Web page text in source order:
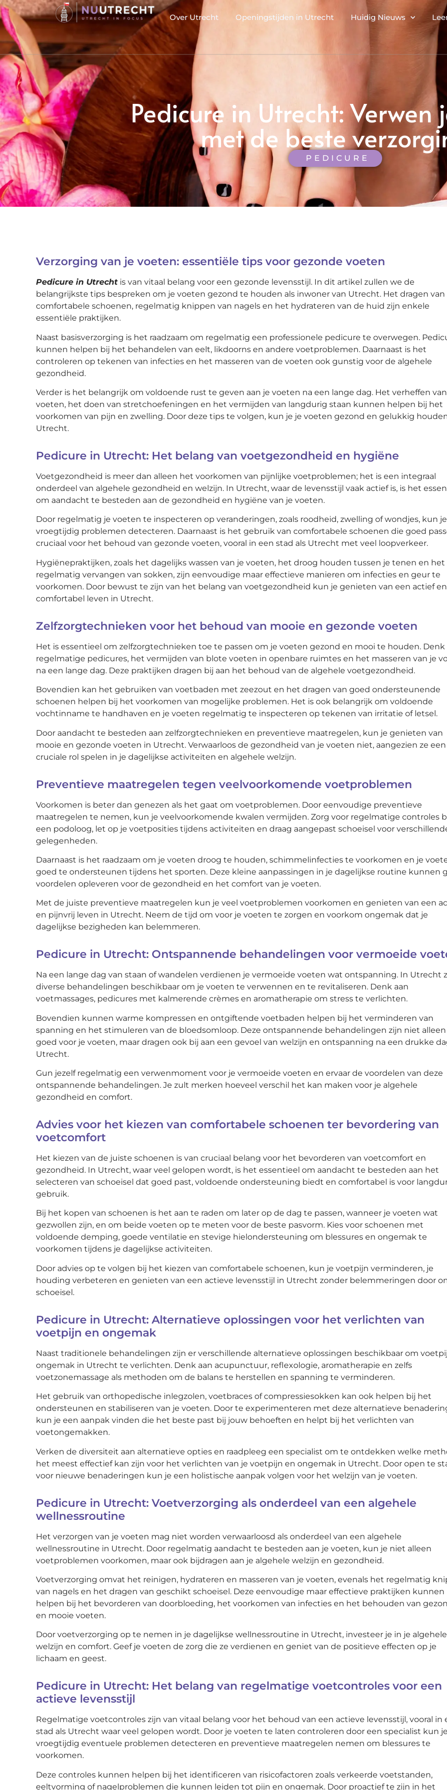
Over Utrecht Openingstijden in Utrecht Huidig Nieuws
Pedicure in Utrecht: Verwen
met de beste
PEDICURE
Verzorging van je voeten: essentiële tips voor gezonde voeten
Pedicure in Utrecht is van vitaal belang voor een gezonde levensstijl. In dit artikel zullen we de
belangrijkste tips bespreken om je voeten gezond te houden als inwoner van Utrecht. Het dragen van
comfortabele schoenen, regelmatig knippen van nagels en het hydrateren van de huid zijn enkele
essentiële praktijken.
Naast basisverzorging is het raadzaam om regelmatig een professionele pedicure te overwegen.
kunnen helpen bij het behandelen van eelt, likdoorns en andere voetproblemen. Daarnaast is het
controleren op tekenen van infecties en het masseren van de voeten ook gunstig voor de algehele
gezondheid.
Verder is het belangrijk om voldoende rust te geven aan je voeten na een lange dag. Het verheffen
voeten, het doen van stretchoefeningen en het vermijden van langdurig staan kunnen helpen bij het
voorkomen van pijn en zwelling. Door deze tips te volgen, kun je je voeten gezond en gelukkig
Utrecht.
Pedicure in Utrecht: Het belang van voetgezondheid en hygiëne
Voetgezondheid is meer dan alleen het voorkomen van pijnlijke voetproblemen; het is een integraal
onderdeel van algehele gezondheid en welzijn. In Utrecht, waar de levensstijl vaak actief is, is het
om aandacht te besteden aan de gezondheid en hygiëne van je voeten.
Door regelmatig je voeten te inspecteren op veranderingen, zoals roodheid, zwelling of wondjes, kun je
vroegtijdig problemen detecteren. Daarnaast is het gebruik van comfortabele schoenen die goed
cruciaal voor het behoud van gezonde voeten, vooral in een stad als Utrecht met veel loopverkeer.
Hygiënepraktijken, zoals het dagelijks wassen van je voeten, het droog houden tussen je tenen en het
regelmatig vervangen van sokken, zijn eenvoudige maar effectieve manieren om infecties en geur te
voorkomen. Door bewust te zijn van het belang van voetgezondheid kun je genieten van een actief en
comfortabel leven in Utrecht.
Zelfzorgtechnieken voor het behoud van mooie en gezonde voeten
Het is essentieel om zelfzorgtechnieken toe te passen om je voeten gezond en mooi te houden. Denk
regelmatige pedicures, het vermijden van blote voeten in openbare ruimtes en het masseren van je
na een lange dag. Deze praktijken dragen bij aan het behoud van de algehele voetgezondheid.
Bovendien kan het gebruiken van voetbaden met zeezout en het dragen van goed ondersteunende
schoenen helpen bij het voorkomen van mogelijke problemen. Het is ook belangrijk om voldoende
vochtinname te handhaven en je voeten regelmatig te inspecteren op tekenen van irritatie of letsel.
Door aandacht te besteden aan zelfzorgtechnieken en preventieve maatregelen, kun je genieten van
mooie en gezonde voeten in Utrecht. Verwaarloos de gezondheid van je voeten niet, aangezien ze een
cruciale rol spelen in je dagelijkse activiteiten en algehele welzijn.
Preventieve maatregelen tegen veelvoorkomende voetproblemen
Voorkomen is beter dan genezen als het gaat om voetproblemen. Door eenvoudige preventieve
maatregelen te nemen, kun je veelvoorkomende kwalen vermijden. Zorg voor regelmatige controles
een podoloog, let op je voetposities tijdens activiteiten en draag aangepast schoeisel voor
gelegenheden.
Daarnaast is het raadzaam om je voeten droog te houden, schimmelinfecties te voorkomen en je
goed te ondersteunen tijdens het sporten. Deze kleine aanpassingen in je dagelijkse routine kunnen
voordelen opleveren voor de gezondheid en het comfort van je voeten.
Met de juiste preventieve maatregelen kun je veel voetproblemen voorkomen en genieten van een
en pijnvrij leven in Utrecht. Neem de tijd om voor je voeten te zorgen en voorkom ongemak dat je
dagelijkse bezigheden kan belemmeren.
Pedicure in Utrecht: Ontspannende behandelingen voor vermoeide
Na een lange dag van staan of wandelen verdienen je vermoeide voeten wat ontspanning. In Utrecht
diverse behandelingen beschikbaar om je voeten te verwennen en te revitaliseren. Denk aan
voetmassages, pedicures met kalmerende crèmes en aromatherapie om stress te verlichten.
Bovendien kunnen warme kompressen en ontgiftende voetbaden helpen bij het verminderen van
spanning en het stimuleren van de bloedsomloop. Deze ontspannende behandelingen zijn niet alleen
goed voor je voeten, maar dragen ook bij aan een gevoel van welzijn en ontspanning na een drukke
Utrecht.
Gun jezelf regelmatig een verwenmoment voor je vermoeide voeten en ervaar de voordelen van deze
ontspannende behandelingen. Je zult merken hoeveel verschil het kan maken voor je algehele
gezondheid en comfort.
Advies voor het kiezen van comfortabele schoenen ter bevordering van
voetcomfort
Het kiezen van de juiste schoenen is van cruciaal belang voor het bevorderen van voetcomfort en
gezondheid. In Utrecht, waar veel gelopen wordt, is het essentieel om aandacht te besteden aan het
selecteren van schoeisel dat goed past, voldoende ondersteuning biedt en comfortabel is voor
gebruik.
Bij het kopen van schoenen is het aan te raden om later op de dag te passen, wanneer je voeten wat
gezwollen zijn, en om beide voeten op te meten voor de beste pasvorm. Kies voor schoenen met
voldoende demping, goede ventilatie en stevige hielondersteuning om blessures en ongemak te
voorkomen tijdens je dagelijkse activiteiten.
Door advies op te volgen bij het kiezen van comfortabele schoenen, kun je voetpijn verminderen, je
houding verbeteren en genieten van een actieve levensstijl in Utrecht zonder belemmeringen door
schoeisel.
Pedicure in Utrecht: Alternatieve oplossingen voor het verlichten van
voetpijn en ongemak
Naast traditionele behandelingen zijn er verschillende alternatieve oplossingen beschikbaar om
ongemak in Utrecht te verlichten. Denk aan acupunctuur, reflexologie, aromatherapie en zelfs
voetzonemassage als methoden om de balans te herstellen en spanning te verminderen.
Het gebruik van orthopedische inlegzolen, voetbraces of compressiesokken kan ook helpen bij het
ondersteunen en stabiliseren van je voeten. Door te experimenteren met deze alternatieve
kun je een aanpak vinden die het beste past bij jouw behoeften en helpt bij het verlichten van
voetongemakken.
Verken de diversiteit aan alternatieve opties en raadpleeg een specialist om te ontdekken welke
het meest effectief kan zijn voor het verlichten van je voetpijn en ongemak in Utrecht. Door open te
voor nieuwe benaderingen kun je een holistische aanpak volgen voor het welzijn van je voeten.
Pedicure in Utrecht: Voetverzorging als onderdeel van een algehele
wellnessroutine
Het verzorgen van je voeten mag niet worden verwaarloosd als onderdeel van een algehele
wellnessroutine in Utrecht. Door regelmatig aandacht te besteden aan je voeten, kun je niet alleen
voetproblemen voorkomen, maar ook bijdragen aan je algehele welzijn en gezondheid.
Voetverzorging omvat het reinigen, hydrateren en masseren van je voeten, evenals het regelmatig
van nagels en het dragen van geschikt schoeisel. Deze eenvoudige maar effectieve praktijken kunnen
helpen bij het bevorderen van doorbloeding, het voorkomen van infecties en het behouden van
en mooie voeten.
Door voetverzorging op te nemen in je dagelijkse wellnessroutine in Utrecht, investeer je in je algehele
welzijn en comfort. Geef je voeten de zorg die ze verdienen en geniet van de positieve effecten op je
lichaam en geest.
Pedicure in Utrecht: Het belang van regelmatige voetcontroles voor een
actieve levensstijl
Regelmatige voetcontroles zijn van vitaal belang voor het behoud van een actieve levensstijl, vooral in
stad als Utrecht waar veel gelopen wordt. Door je voeten te laten controleren door een specialist kun je
vroegtijdig eventuele problemen detecteren en preventieve maatregelen nemen om blessures te
voorkomen.
Deze controles kunnen helpen bij het identificeren van risicofactoren zoals verkeerde voetstanden,
eeltvorming of nagelproblemen die kunnen leiden tot pijn en ongemak. Door proactief te zijn in het